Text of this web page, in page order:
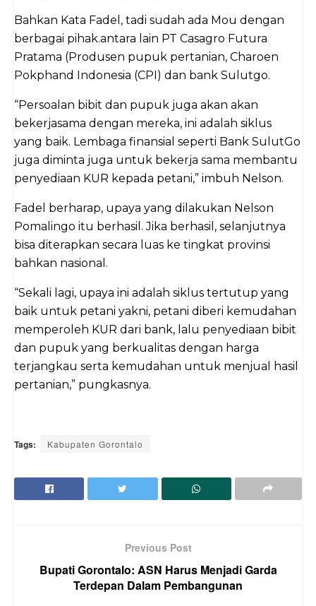
Bahkan Kata Fadel, tadi sudah ada Mou dengan
berbagai pihak.antara lain PT Casagro Futura
Pratama (Produsen pupuk pertanian, Charoen
Pokphand Indonesia (CPI) dan bank Sulutgo.
“Persoalan bibit dan pupuk juga akan akan
bekerjasama dengan mereka, ini adalah siklus
yang baik. Lembaga finansial seperti Bank SulutGo
juga diminta juga untuk bekerja sama membantu
penyediaan KUR kepada petani,” imbuh Nelson.
Fadel berharap, upaya yang dilakukan Nelson
Pomalingo itu berhasil. Jika berhasil, selanjutnya
bisa diterapkan secara luas ke tingkat provinsi
bahkan nasional.
“Sekali lagi, upaya ini adalah siklus tertutup yang
baik untuk petani yakni, petani diberi kemudahan
memperoleh KUR dari bank, lalu penyediaan bibit
dan pupuk yang berkualitas dengan harga
terjangkau serta kemudahan untuk menjual hasil
pertanian,” pungkasnya.
Tags: Kabupaten Gorontalo
Previous Post
Bupati Gorontalo: ASN Harus Menjadi Garda
Terdepan Dalam Pembangunan